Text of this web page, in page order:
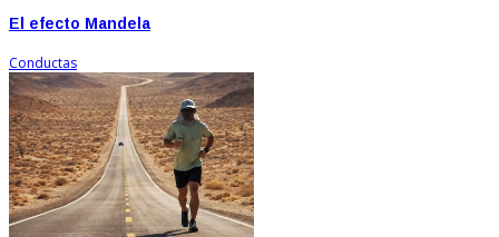
El efecto Mandela
Conductas